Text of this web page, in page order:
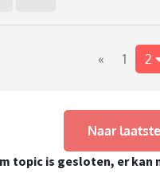
als optie omdat wij echte
« 1 2
Naar
topic is gesloten, er kan